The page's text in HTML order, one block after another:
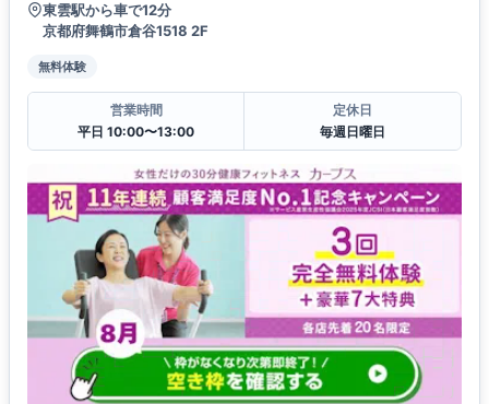
東雲駅から車で12分
京都府舞鶴市倉谷1518 2F
無料体験
営業時間
平日 10:00〜13:00
定休日
毎週日曜日